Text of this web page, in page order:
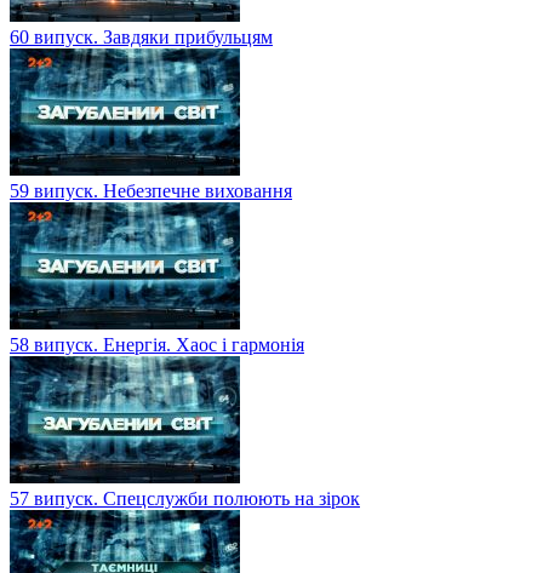
60 випуск. Завдяки прибульцям
59 випуск. Небезпечне виховання
58 випуск. Енергія. Хаос і гармонія
57 випуск. Спецслужби полюють на зірок